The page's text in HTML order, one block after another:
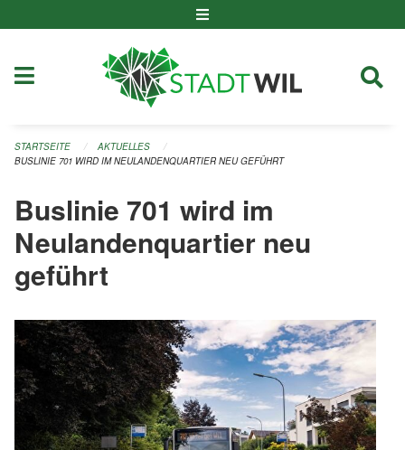
STARTSEITE
AKTUELLES
BUSLINIE 701 WIRD IM NEULANDENQUARTIER NEU GEFÜHRT
Buslinie 701 wird im
Neulandenquartier neu
geführt